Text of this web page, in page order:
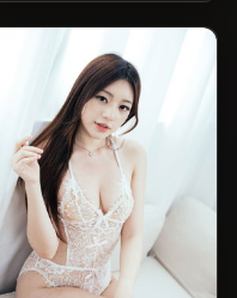
导，张译、沈腾、役所广司
等主演，日本出品，惊悚类
型，2018年上映 / 2018年1
月5日于日本地区院线首映，
网络平台同步更新片源。在
网络平台播放时建议开启高
清画质以获得更佳细节。
（国产影视资源大全免费条
目索引，支持片名与演员交
叉检索。）